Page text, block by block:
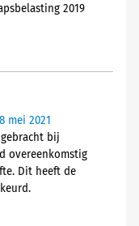
2019
mei 2021
bij
overeenkomstig
Dit heeft de